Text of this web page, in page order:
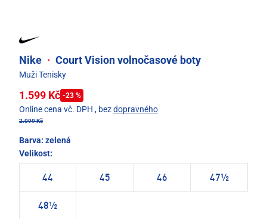
Nike · Court Vision volnočasové boty
Muži Tenisky
1.599 Kč -23 %
Online cena vč. DPH , bezdopravného
2.099 Kč
Barva: zelená
Velikost:
44 45 46 47½
48½